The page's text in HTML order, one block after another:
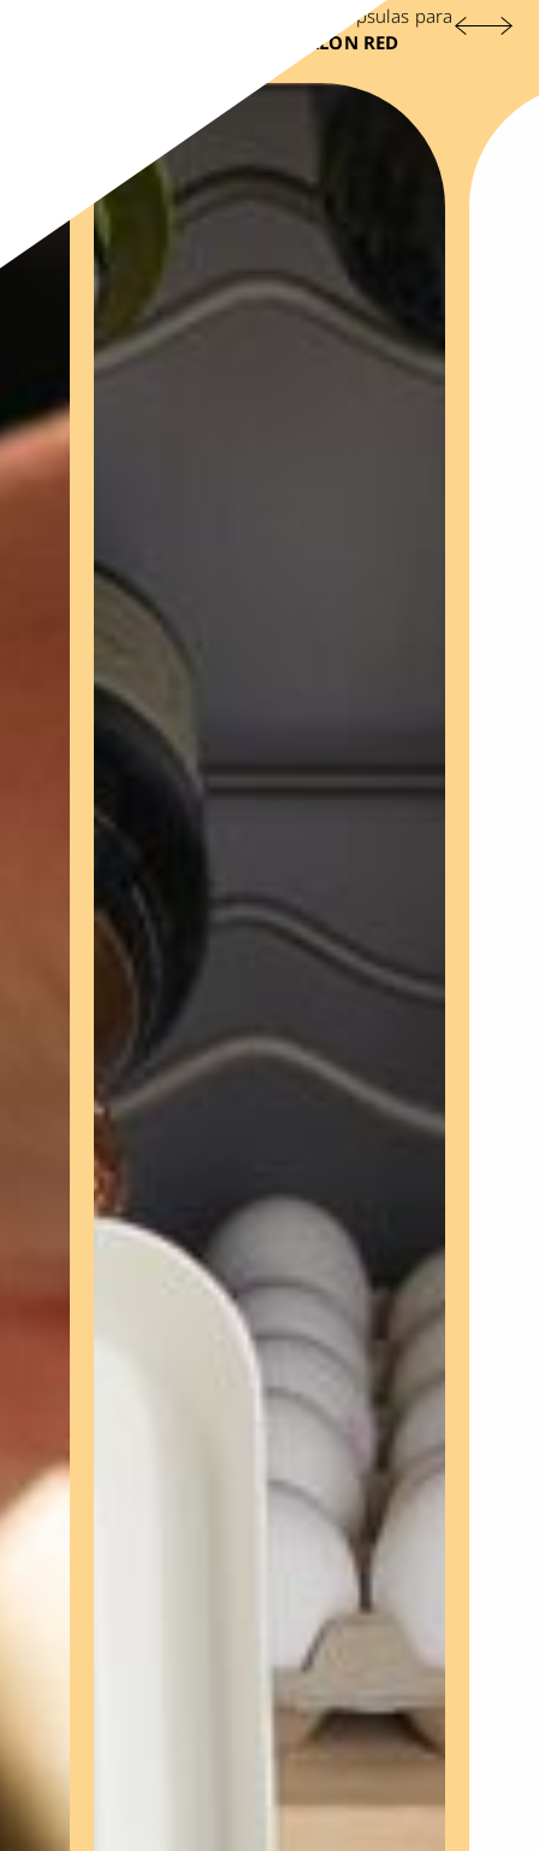
Navega en el carrusel y despliega las cápsulas para
EL SALÓN RED